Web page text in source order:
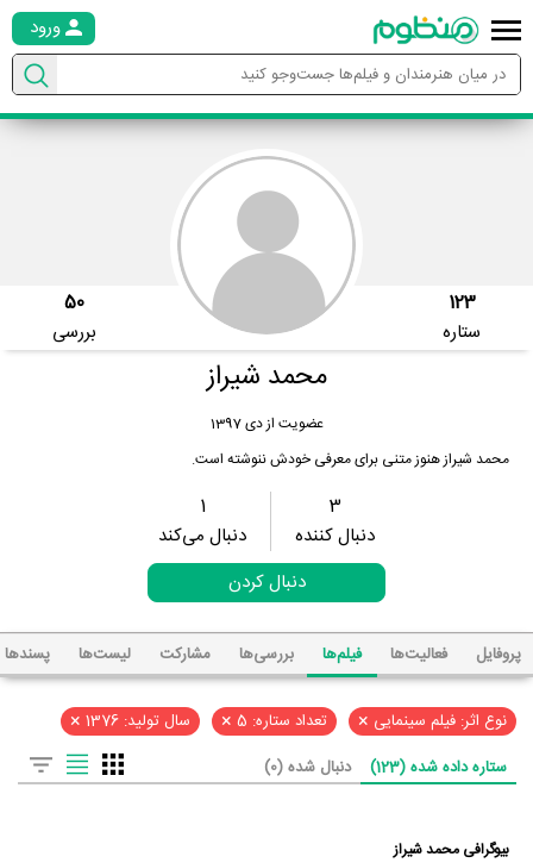
ورود
123
ستاره
50
بررسی
محمد شیراز
عضویت از دی 1397
محمد شیراز هنوز متنی برای معرفی خودش ننوشته است.
3
دنبال کننده
1
دنبال می‌کند
دنبال کردن
پروفایل فعالیت‌ها فیلم‌ها بررسی‌ها مشارکت لیست‌ها پسند‌ها
نوع اثر: فیلم سینمایی × تعداد ستاره: 5 × سال تولید: 1376 ×
ستاره داده شده (123) دنبال شده (0)
بیوگرافی محمد شیراز